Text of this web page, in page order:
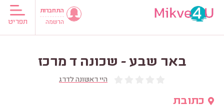
תפריט
התחברות
הרשמה
באר שבע - שכונה ד מרכז
היי ראשונה לדרג
כתובת